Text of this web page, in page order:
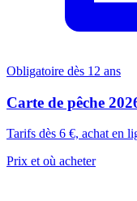
Obligatoire dès 12 ans
Carte de pêche
Tarifs dès 6 €, achat en
Prix et où acheter